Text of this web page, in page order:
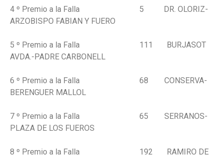
4 º Premio a la Falla 5 DR. OLORIZ-
ARZOBISPO FABIAN Y FUERO
5 º Premio a la Falla 111 BURJASOT
AVDA.-PADRE CARBONELL
6 º Premio a la Falla 68 CONSERVA-
BERENGUER MALLOL
7 º Premio a la Falla 65 SERRANOS-
PLAZA DE LOS FUEROS
8 º Premio a la Falla 192 RAMIRO DE